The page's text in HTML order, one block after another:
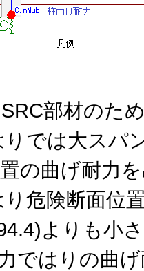
部材のた
では大スパ
の曲げ耐力
危険断面位
よりも小
はりの曲げ